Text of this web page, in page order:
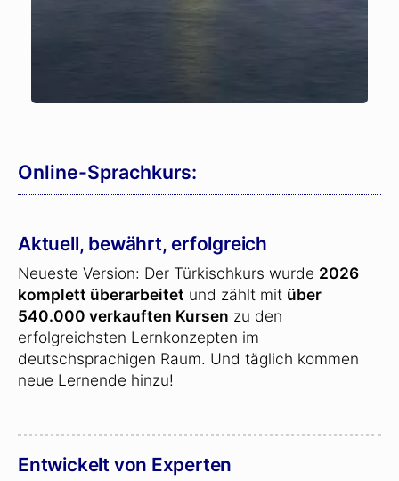
Online-Sprachkurs:
Aktuell, bewährt, erfolgreich
Neueste Version: Der Türkischkurs wurde 2026
komplett überarbeitet und zählt mit über
540.000 verkauften Kursen zu den
erfolgreichsten Lernkonzepten im
deutschsprachigen Raum. Und täglich kommen
neue Lernende hinzu!
Entwickelt von Experten